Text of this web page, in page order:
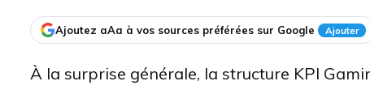
Ajoutez aAa à vos sources préférées sur Google Ajouter
À la surprise générale, la structure KPI